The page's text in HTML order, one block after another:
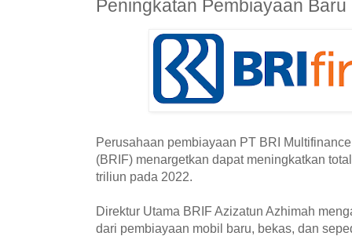
Peningkatan Pembiayaan
Perusahaan pembiayaan PT BRI
(BRIF) menargetkan dapat meningkatkan
triliun pada 2022.
Direktur Utama BRIF Azizatun Azhimah
dari pembiayaan mobil baru, bekas, dan